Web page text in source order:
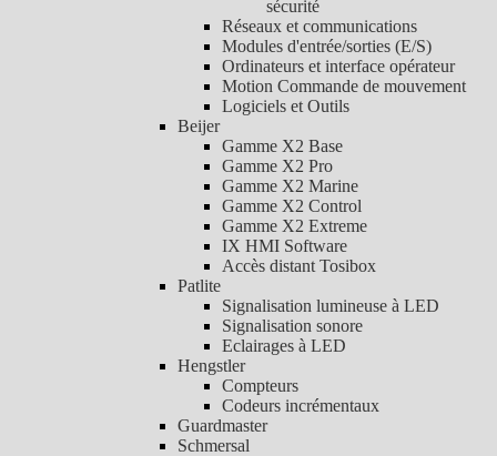
sécurité
Réseaux et communications
Modules d'entrée/sorties (E/S)
Ordinateurs et interface opérateur
Motion Commande de mouvement
Logiciels et Outils
Beijer
Gamme X2 Base
Gamme X2 Pro
Gamme X2 Marine
Gamme X2 Control
Gamme X2 Extreme
IX HMI Software
Accès distant Tosibox
Patlite
Signalisation lumineuse à LED
Signalisation sonore
Eclairages à LED
Hengstler
Compteurs
Codeurs incrémentaux
Guardmaster
Schmersal